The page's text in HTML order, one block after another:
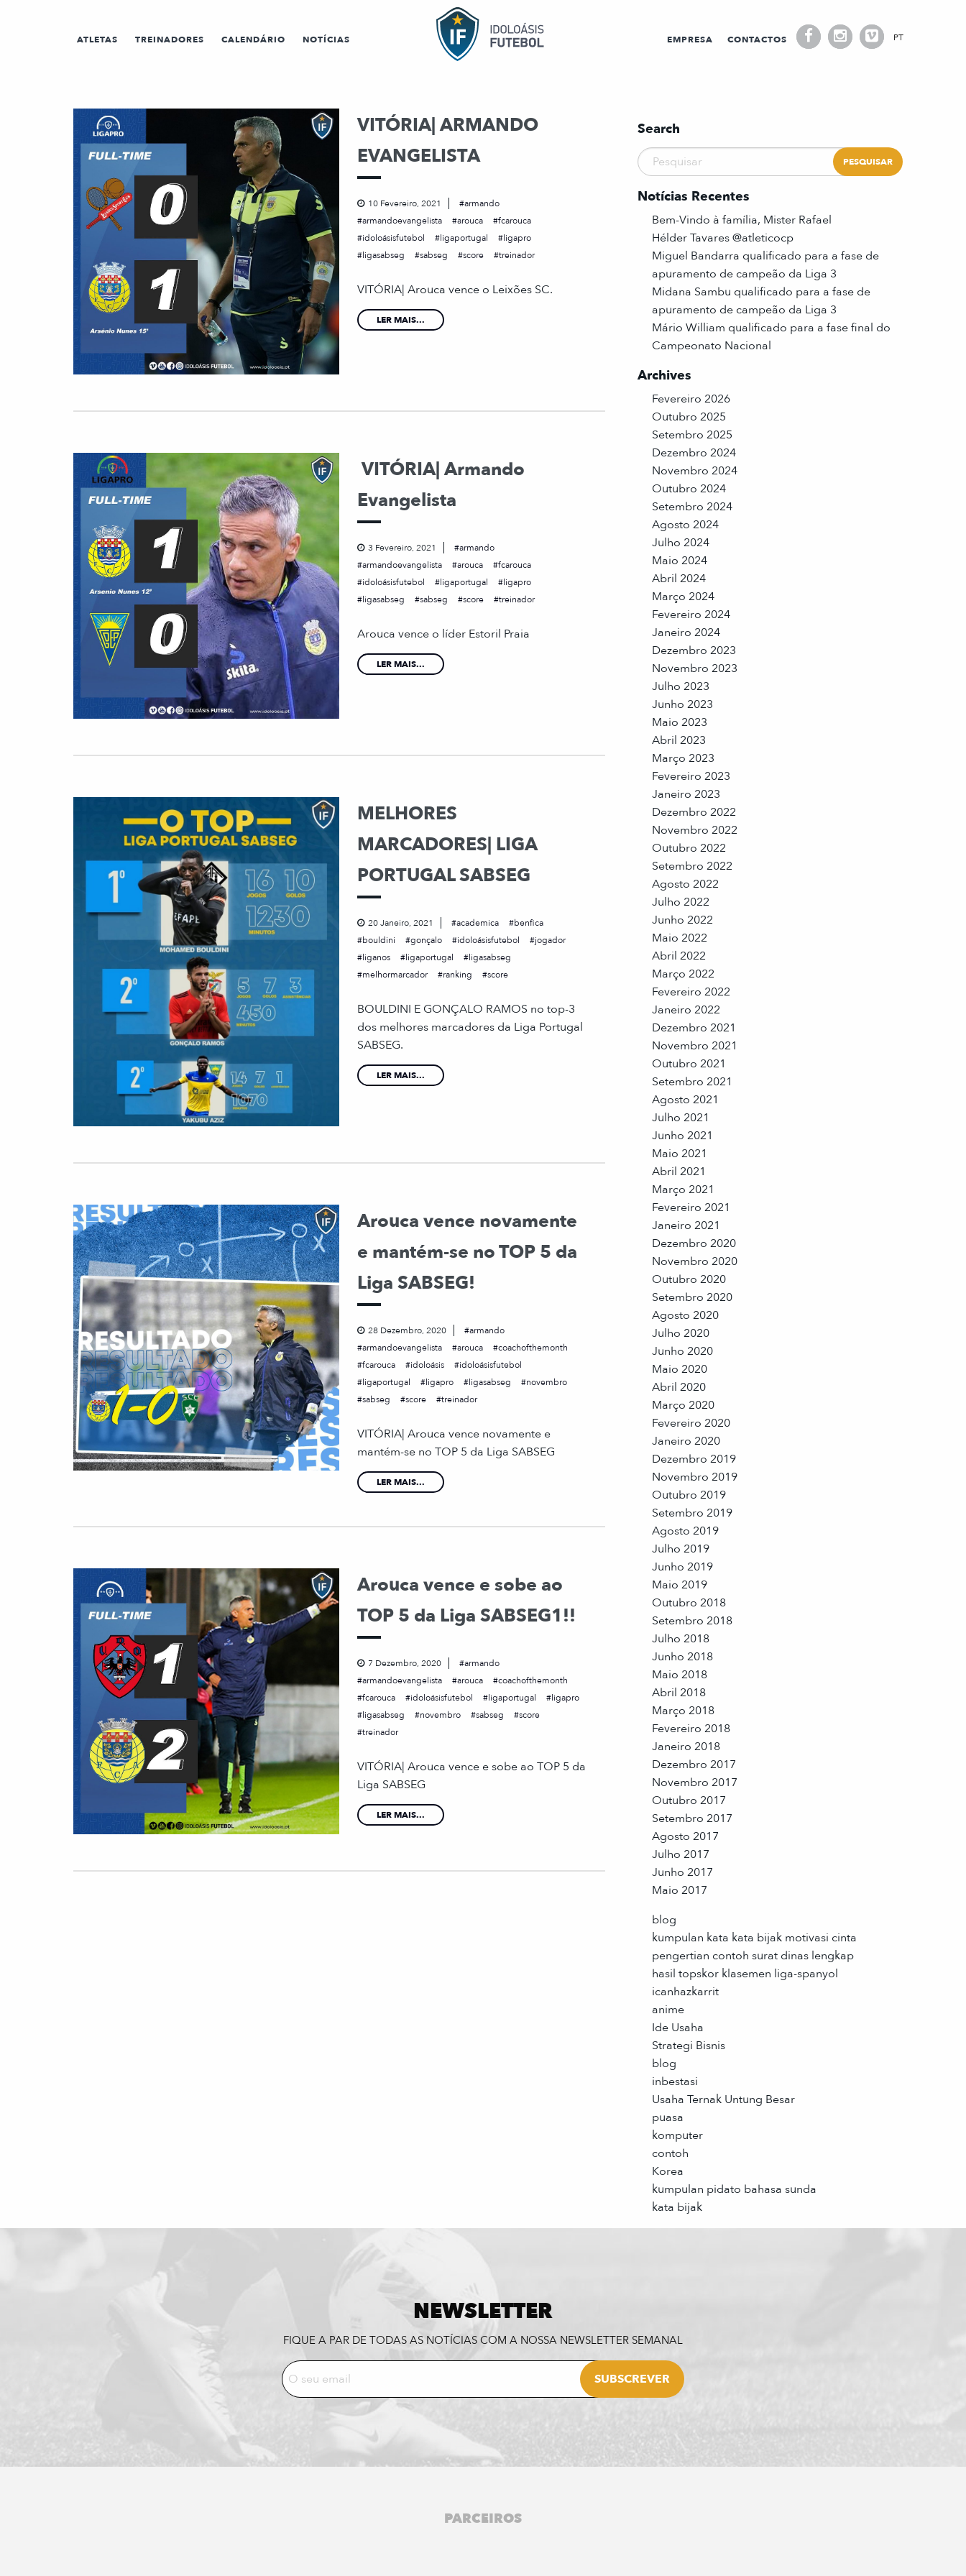
ATLETAS TREINADORES CALENDÁRIO NOTÍCIAS EMPRESA CONTACTOS PT
VITÓRIA| ARMANDO
EVANGELISTA
10 Fevereiro, 2021
armando
armandoevangelista
arouca
fcarouca
idoloásisfutebol
ligaportugal
ligapro
ligasabseg
sabseg score treinador
VITÓRIA| Arouca vence o Leixões SC.
LER MAIS...
VITÓRIA| Armando
Evangelista
3 Fevereiro, 2021
armando
armandoevangelista
arouca
fcarouca
idoloásisfutebol
ligaportugal
ligapro
ligasabseg
sabseg score treinador
Arouca vence o líder Estoril Praia
LER MAIS...
MELHORES
MARCADORES| LIGA
PORTUGAL SABSEG
20 Janeiro, 2021 academica
benfica
bouldini
gonçalo idoloásisfutebol
jogador
liganos
ligaportugal
ligasabseg
melhormarcador
ranking score
BOULDINI E GONÇALO RAMOS no top-3
dos melhores marcadores da Liga Portugal
SABSEG.
LER MAIS...
Arouca vence novamente
e mantém-se no TOP 5 da
Liga SABSEG!
28 Dezembro, 2020
armando
armandoevangelista
arouca
coachofthemonth
fcarouca
idoloásis
idoloásisfutebol
ligaportugal
ligapro ligasabseg
novembro
sabseg
score treinador
VITÓRIA| Arouca vence novamente e
mantém-se no TOP 5 da Liga SABSEG
LER MAIS...
Arouca vence e sobe ao
TOP 5 da Liga SABSEG1!!
7 Dezembro, 2020
armando
armandoevangelista
arouca
coachofthemonth
fcarouca
idoloásisfutebol ligaportugal
ligapro
ligasabseg
novembro sabseg
score
treinador
VITÓRIA| Arouca vence e sobe ao TOP 5 da
Liga SABSEG
LER MAIS...
Search
Notícias Recentes
Bem-Vindo à família, Mister Rafael
Hélder Tavares @atleticocp
Miguel Bandarra qualificado para a fase de
apuramento de campeão da Liga 3
Midana Sambu qualificado para a fase de
apuramento de campeão da Liga 3
Mário William qualificado para a fase final do
Campeonato Nacional
Archives
Fevereiro 2026
Outubro 2025
Setembro 2025
Dezembro 2024
Novembro 2024
Outubro 2024
Setembro 2024
Agosto 2024
Julho 2024
Maio 2024
Abril 2024
Março 2024
Fevereiro 2024
Janeiro 2024
Dezembro 2023
Novembro 2023
Julho 2023
Junho 2023
Maio 2023
Abril 2023
Março 2023
Fevereiro 2023
Janeiro 2023
Dezembro 2022
Novembro 2022
Outubro 2022
Setembro 2022
Agosto 2022
Julho 2022
Junho 2022
Maio 2022
Abril 2022
Março 2022
Fevereiro 2022
Janeiro 2022
Dezembro 2021
Novembro 2021
Outubro 2021
Setembro 2021
Agosto 2021
Julho 2021
Junho 2021
Maio 2021
Abril 2021
Março 2021
Fevereiro 2021
Janeiro 2021
Dezembro 2020
Novembro 2020
Outubro 2020
Setembro 2020
Agosto 2020
Julho 2020
Junho 2020
Maio 2020
Abril 2020
Março 2020
Fevereiro 2020
Janeiro 2020
Dezembro 2019
Novembro 2019
Outubro 2019
Setembro 2019
Agosto 2019
Julho 2019
Junho 2019
Maio 2019
Outubro 2018
Setembro 2018
Julho 2018
Junho 2018
Maio 2018
Abril 2018
Março 2018
Fevereiro 2018
Janeiro 2018
Dezembro 2017
Novembro 2017
Outubro 2017
Setembro 2017
Agosto 2017
Julho 2017
Junho 2017
Maio 2017
blog
kumpulan kata kata bijak motivasi cinta
pengertian contoh surat dinas lengkap
hasil topskor klasemen liga-spanyol
icanhazkarrit
anime
Ide Usaha
Strategi Bisnis
blog
inbestasi
Usaha Ternak Untung Besar
puasa
komputer
contoh
Korea
kumpulan pidato bahasa sunda
kata bijak
NEWSLETTER
FIQUE A PAR DE TODAS AS NOTÍCIAS COM A NOSSA NEWSLETTER SEMANAL
PARCEIROS